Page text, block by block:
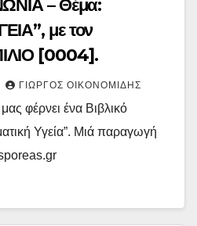
– Θέμα:
με τον
[0004].
ΓΙΏΡΓΟΣ ΟΙΚΟΝΟΜΊΔΗΣ
φέρνει ένα Βιβλικό
Υγεία”. Μιά παραγωγή